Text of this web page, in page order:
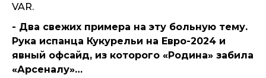
VAR.
- Два свежих примера на эту больную тему.
Рука испанца Кукурельи на Евро-2024 и
явный офсайд, из которого «Родина» забила
«Арсеналу»…